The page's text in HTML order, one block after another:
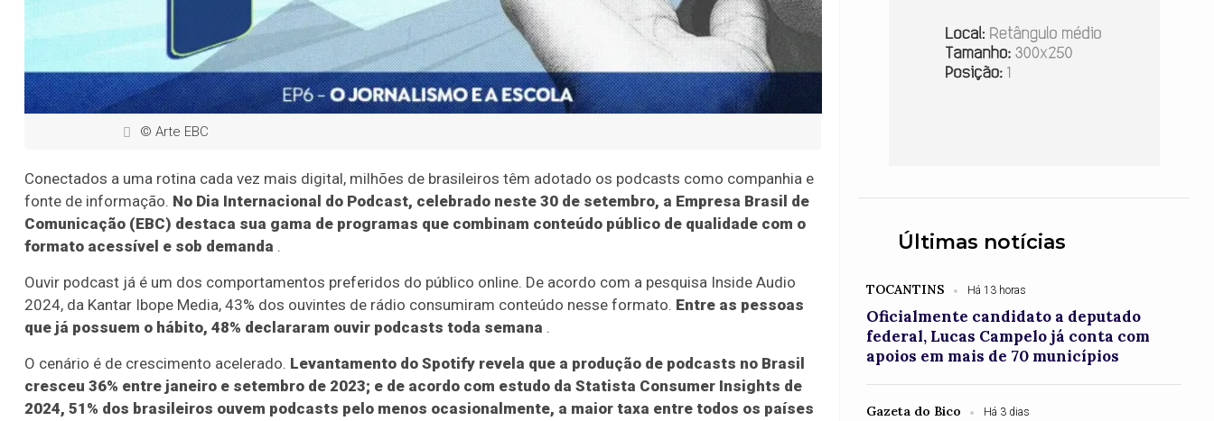
© Arte EBC
Conectados a uma rotina cada vez mais digital, milhões de brasileiros têm adotado os podcasts como companhia e
fonte de informação. No Dia Internacional do Podcast, celebrado neste 30 de setembro, a Empresa Brasil de
Comunicação (EBC) destaca sua gama de programas que combinam conteúdo público de qualidade com o
formato acessível e sob demanda .
Ouvir podcast já é um dos comportamentos preferidos do público online. De acordo com a pesquisa Inside Audio
2024, da Kantar Ibope Media, 43% dos ouvintes de rádio consumiram conteúdo nesse formato. Entre as pessoas
que já possuem o hábito, 48% declararam ouvir podcasts toda semana .
O cenário é de crescimento acelerado. Levantamento do Spotify revela que a produção de podcasts no Brasil
cresceu 36% entre janeiro e setembro de 2023; e de acordo com estudo da Statista Consumer Insights de
2024, 51% dos brasileiros ouvem podcasts pelo menos ocasionalmente, a maior taxa entre todos os países
Últimas notícias
TOCANTINS Há 13 horas
Oficialmente candidato a deputado
federal, Lucas Campelo já conta com
apoios em mais de 70 municípios
Gazeta do Bico Há 3 dias